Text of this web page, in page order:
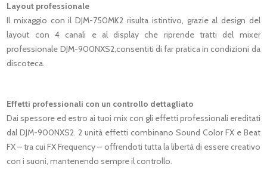
Layout professionale
Il mixaggio con il DJM-750MK2 risulta istintivo, grazie al design del
layout con 4 canali e al display che riprende tratti del mixer
professionale DJM-900NXS2,consentiti di far pratica in condizioni da
discoteca.
Effetti professionali con un controllo dettagliato
Dai spessore ed estro ai tuoi mix con gli effetti professionali ereditati
dal DJM-900NXS2. 2 unità effetti combinano Sound Color FX e Beat
FX – tra cui FX Frequency – offrendoti tutta la libertà di essere creativo
con i suoni, mantenendo sempre il controllo.